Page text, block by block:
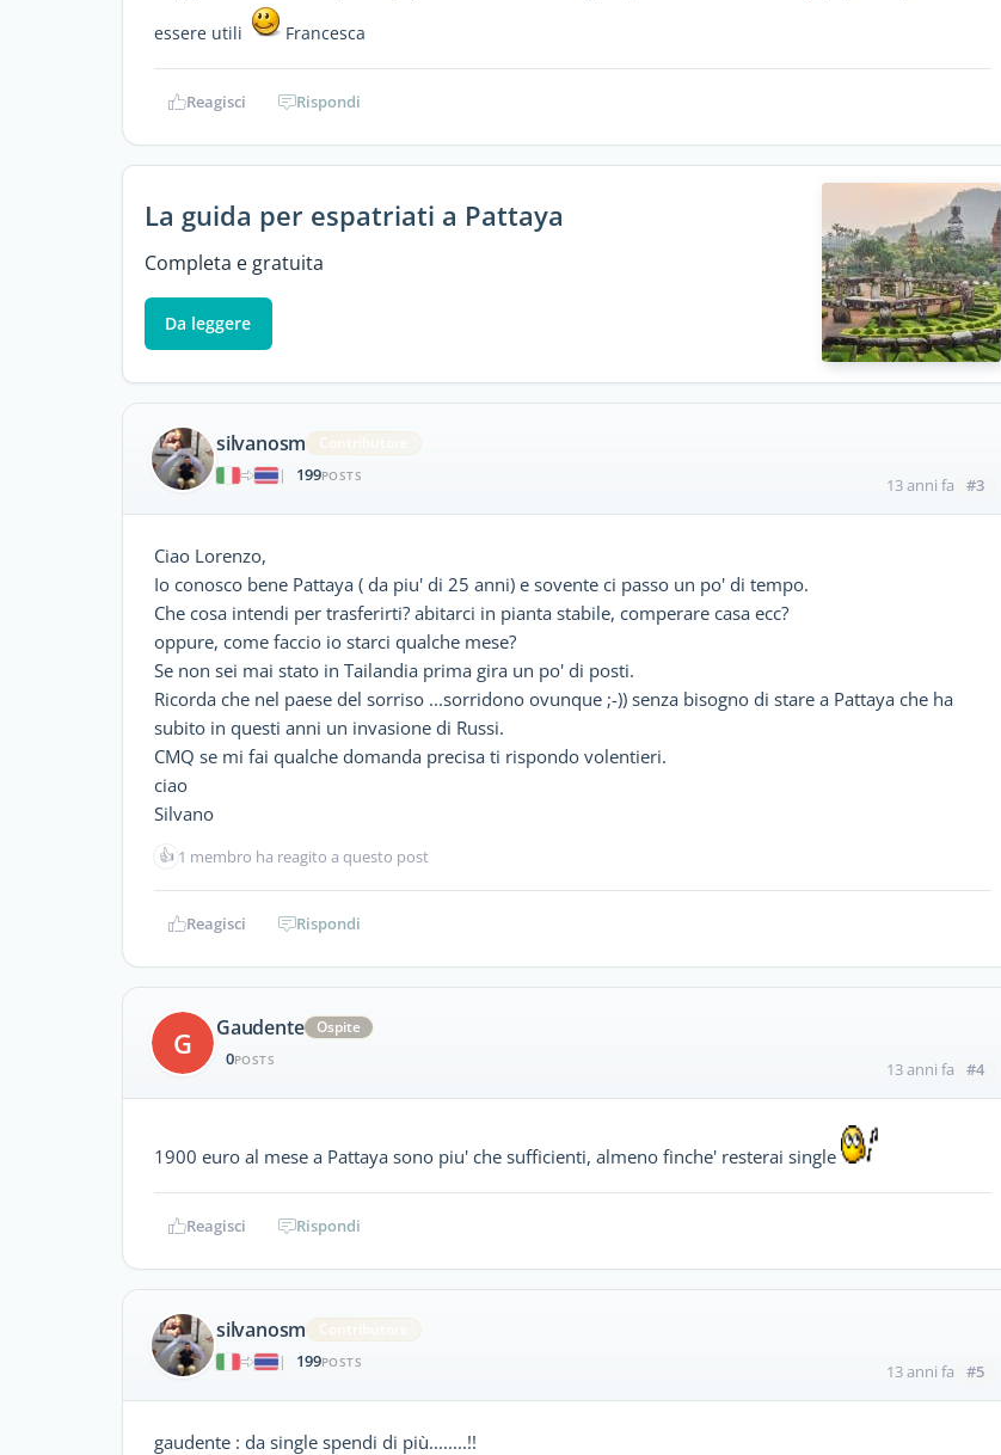
essere utili
Francesca
Reagisci Rispondi
La guida per espatriati a Pattaya
Completa e gratuita
Da leggere
silvanosm
Contributore
|
199POSTS 13 anni fa #3
Ciao Lorenzo,
Io conosco bene Pattaya ( da piu' di 25 anni) e sovente ci passo un po' di tempo.
Che cosa intendi per trasferirti? abitarci in pianta stabile, comperare casa ecc?
oppure, come faccio io starci qualche mese?
Se non sei mai stato in Tailandia prima gira un po' di posti.
Ricorda che nel paese del sorriso ...sorridono ovunque ;-)) senza bisogno di stare a Pattaya che ha
subito in questi anni un invasione di Russi.
CMQ se mi fai qualche domanda precisa ti rispondo volentieri.
ciao
Silvano
👍 1 membro ha reagito a questo post
Reagisci Rispondi
G Gaudente Ospite
0POSTS 13 anni fa #4
1900 euro al mese a Pattaya sono piu' che sufficienti, almeno finche' resterai single
Reagisci Rispondi
silvanosm
Contributore
|
199POSTS 13 anni fa #5
gaudente : da single spendi di più........!!